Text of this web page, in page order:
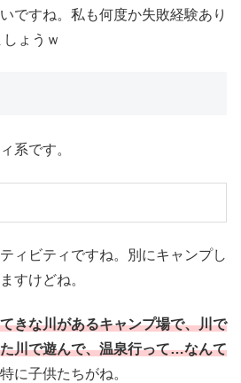
ですね。私も何度か失敗経験あり
ょうｗ
系です。
ィビティですね。別にキャンプし
すけどね。
きな川があるキャンプ場で、川で
川で遊んで、温泉行って…なんて
特に子供たちがね。